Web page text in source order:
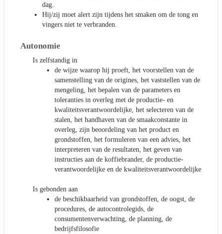
dag.
Hij/zij moet alert zijn tijdens het smaken om de tong en
vingers niet te verbranden.
Autonomie
Is zelfstandig in
de wijze waarop hij proeft, het voorstellen van de
samenstelling van de origines, het vaststellen van de
mengeling, het bepalen van de parameters en
toleranties in overleg met de productie- en
kwaliteitsverantwoordelijke, het selecteren van de
stalen, het handhaven van de smaakconstante in
overleg, zijn beoordeling van het product en
grondstoffen, het formuleren van een advies, het
interpreteren van de resultaten, het geven van
instructies aan de koffiebrander, de productie-
verantwoordelijke en de kwaliteitsverantwoordelijke
Is gebonden aan
de beschikbaarheid van grondstoffen, de oogst, de
procedures, de autocontrolegids, de
consumentenverwachting, de planning, de
bedrijfsfilosofie